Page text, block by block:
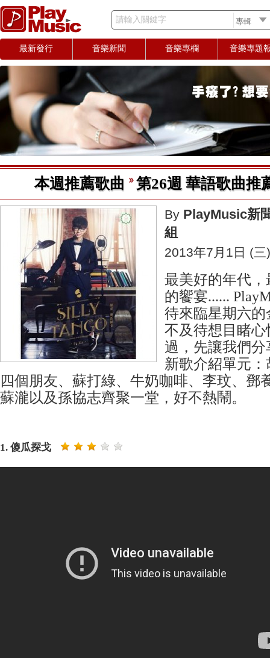
請輸入關鍵字
最新發行 音樂新聞 音樂專欄 音樂專題
本週推薦歌曲 第26週 華語歌曲推
By PlayMusic新
組
2013年7月1日 (三)
最美好的年代
的饗宴......
待來臨星期六
不及待想目睹
過，先讓我們
新歌介紹單元：
四個朋友、蘇打綠、牛奶咖啡、李玟、鄧
蘇瀧以及孫協志齊聚一堂，好不熱鬧。
1. 傻瓜探戈